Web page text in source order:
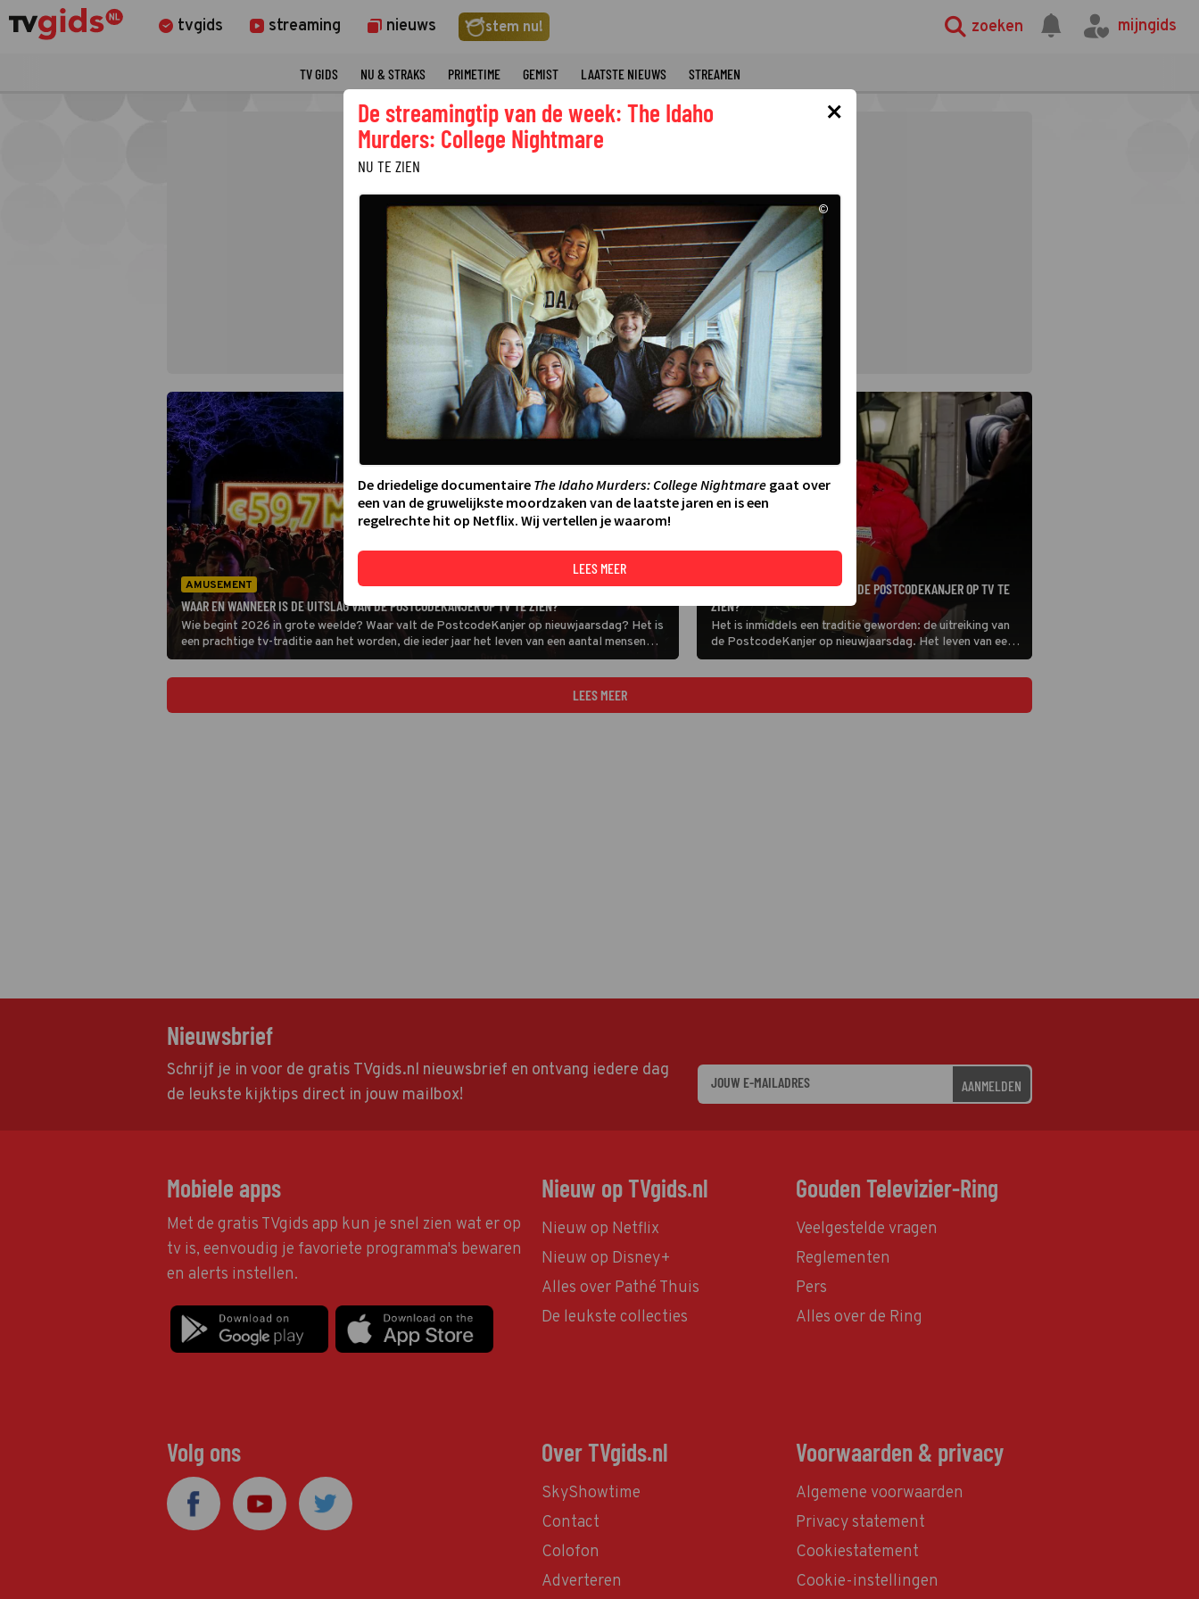
tvgids streaming nieuws stem nu! zoeken mijngids
TV GIDS NU & STRAKS PRIMETIME GEMIST LAATSTE NIEUWS STREAMEN
AMUSEMENT
WAAR EN WANNEER IS DE UITSLAG VAN DE POSTCODEKANJER OP TV TE ZIEN?
Wie begint 2026 in grote weelde? Waar valt de PostcodeKanjer op nieuwjaarsdag? Het is
een prachtige tv-traditie aan het worden, die ieder jaar het leven van een aantal mensen
voorgoed op zijn kop zet. Maar waar en hoe laat zie je deze uitreiking op tv? Lees snel
verder.
WANNEER IS DE UITSLAG VAN DE POSTCODEKANJER OP TV TE
ZIEN?
Het is inmiddels een traditie geworden: de uitreiking van
de PostcodeKanjer op nieuwjaarsdag. Het leven van een
aantal mensen wordt volledig op zijn kop gezet door de
miljoenen die ze winnen. Maar waar en hoe laat zie je deze
LEES MEER
Nieuwsbrief
Schrijf je in voor de gratis TVgids.nl nieuwsbrief en ontvang iedere dag
de leukste kijktips direct in jouw mailbox!
AANMELDEN
Mobiele apps
Met de gratis TVgids app kun je snel zien wat er op
tv is, eenvoudig je favoriete programma's bewaren
en alerts instellen.
Nieuw op TVgids.nl
Nieuw op Netflix
Nieuw op Disney+
Alles over Pathé Thuis
De leukste collecties
Gouden Televizier-Ring
Veelgestelde vragen
Reglementen
Pers
Alles over de Ring
Volg ons Over TVgids.nl
SkyShowtime
Contact
Colofon
Adverteren
Voorwaarden & privacy
Algemene voorwaarden
Privacy statement
Cookiestatement
Cookie-instellingen
×
De streamingtip van de week: The Idaho
Murders: College Nightmare
NU TE ZIEN
©
De driedelige documentaire The Idaho Murders: College Nightmaregaat over
een van de gruwelijkste moordzaken van de laatste jaren en is een
regelrechte hit op Netflix. Wij vertellen je waarom!
LEES MEER